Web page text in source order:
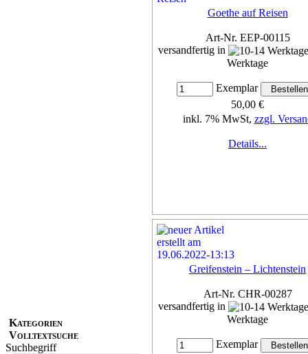
Kategorien
Volltextsuche
Suchbegriff
Goethe auf Reisen
Art-Nr. EEP-00115
versandfertig in
Werktage
Exemplar
50,00 €
inkl. 7% MwSt, zzgl.
Details...
Greifenstein – Lichtenstein
Art-Nr. CHR-00287
versandfertig in
Werktage
Exemplar